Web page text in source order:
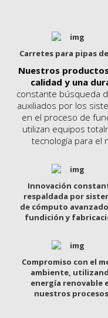
Carretes para pipas
Nuestros
calidad y una
constante búsqueda
auxiliados por los
en el proceso de
utilizan equipos
tecnología para el
Innovación
respaldada por
de cómputo
fundición y
Compromiso con el
ambiente,
energía renovable
nuestros